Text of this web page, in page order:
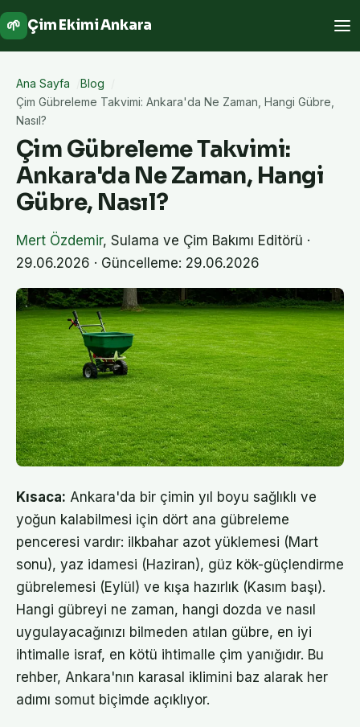
🌱 Çim Ekimi Ankara
Ana Sayfa
Blog
Çim Gübreleme Takvimi: Ankara'da Ne Zaman, Hangi Gübre,
Nasıl?
Çim Gübreleme Takvimi:
Ankara'da Ne Zaman, Hangi
Gübre, Nasıl?
Mert Özdemir, Sulama ve Çim Bakımı Editörü ·
29.06.2026 · Güncelleme: 29.06.2026
Kısaca: Ankara'da bir çimin yıl boyu sağlıklı ve
yoğun kalabilmesi için dört ana gübreleme
penceresi vardır: ilkbahar azot yüklemesi (Mart
sonu), yaz idamesi (Haziran), güz kök-güçlendirme
gübrelemesi (Eylül) ve kışa hazırlık (Kasım başı).
Hangi gübreyi ne zaman, hangi dozda ve nasıl
uygulayacağınızı bilmeden atılan gübre, en iyi
ihtimalle israf, en kötü ihtimalle çim yanığıdır. Bu
rehber, Ankara'nın karasal iklimini baz alarak her
adımı somut biçimde açıklıyor.